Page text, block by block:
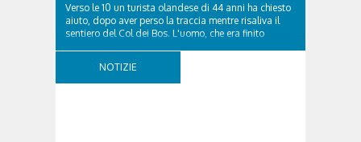
Verso le 10 un turista olandese di 44 anni ha chiesto
aiuto, dopo aver perso la traccia mentre risaliva il
sentiero del Col dei Bos. L'uomo, che era finito
Torri del Falzarego, era...
NOTIZIE